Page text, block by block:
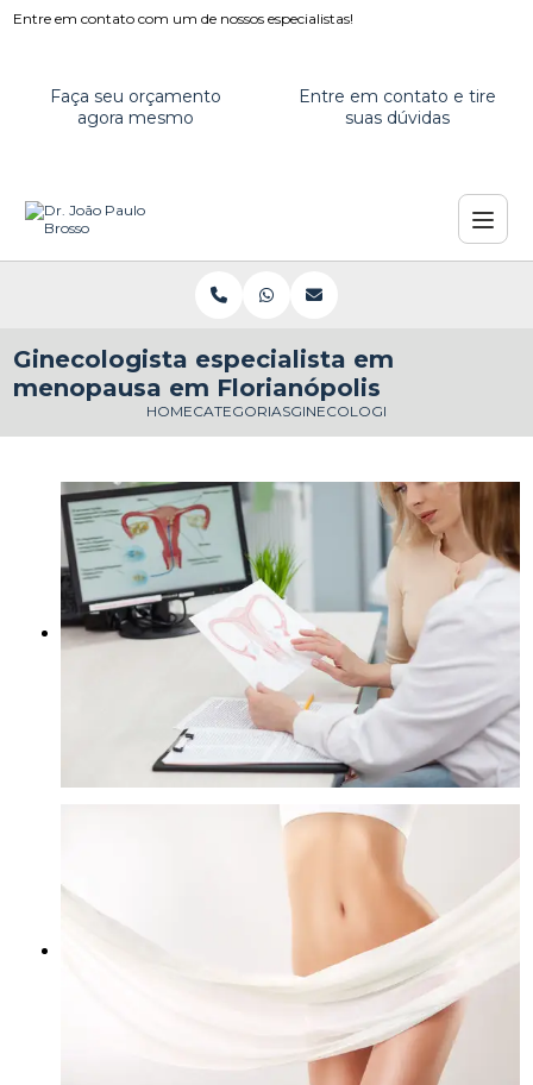
Entre em contato com um de nossos especialistas!
Faça seu orçamento
agora mesmo
Entre em contato e tire
suas dúvidas
HOMECATEGORIASGINECOLOGISTA ESPECIALISTA
Ginecologista especialista em
menopausa em Florianópolis